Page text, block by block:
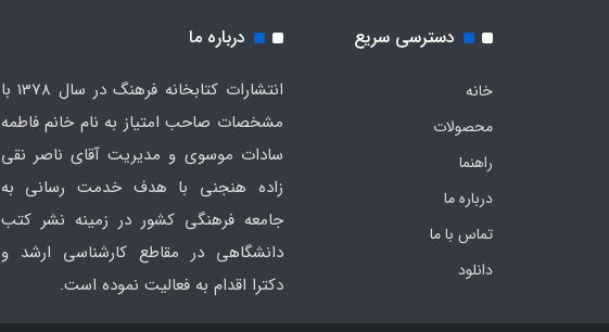
دسترسی سریع
خانه
محصولات
راهنما
درباره ما
تماس با ما
دانلود
درباره ما
انتشارات کتابخانه فرهنگ در سال 1378 با
مشخصات صاحب امتیاز به نام خانم فاطمه
سادات موسوی و مدیریت آقای ناصر نقی
زاده هنجنی با هدف خدمت رسانی به
جامعه فرهنگی کشور در زمینه نشر کتب
دانشگاهی در مقاطع کارشناسی ارشد و
دکترا اقدام به فعالیت نموده است.